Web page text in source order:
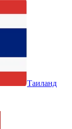
Таиланд